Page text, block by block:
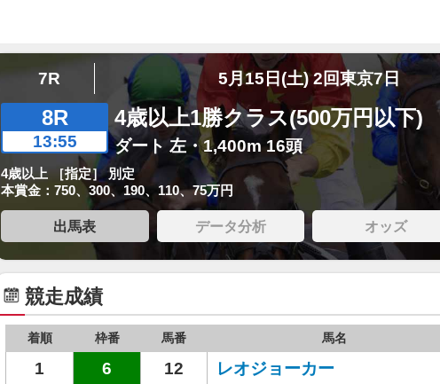
7R 5月15日(土) 2回東京7日
8R
13:55
4歳以上1勝クラス(500万円以下)
ダート 左・1,400m 16頭
4歳以上 ［指定］ 別定
本賞金：750、300、190、110、75万円
出馬表 データ分析 オッズ
競走成績
着順 枠番 馬番 馬名
1 6 12 レオジョーカー